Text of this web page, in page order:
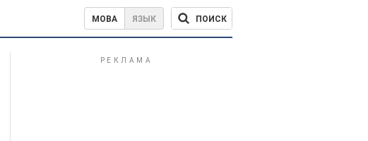
МОВА ЯЗЫК ПОИСК